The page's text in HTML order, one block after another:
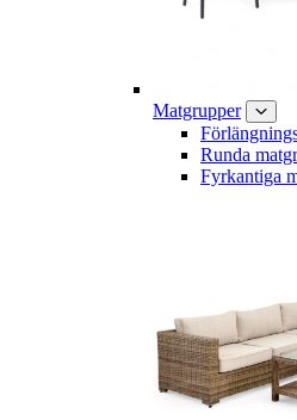
Matgrupper
Runda
Fyrkantiga